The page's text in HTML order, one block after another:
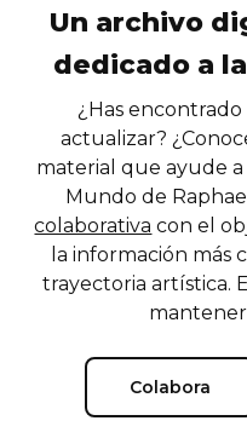
Un archivo
dedicado a
¿Has
actualizar?
material que ayude a
Mundo de
colaborativa con el
la información más
trayectoria artística.
Colabora